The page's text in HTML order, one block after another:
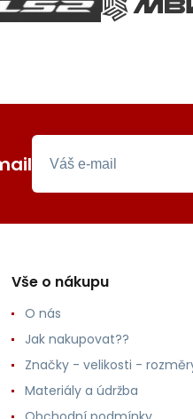
Vše o nákupu
O nás
Jak nakupovat??
Značky - velikosti -
Materiály a údržba